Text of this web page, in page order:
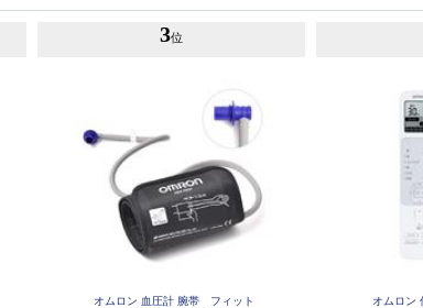
3位
オムロン 血圧計 腕帯 フィット
オムロン